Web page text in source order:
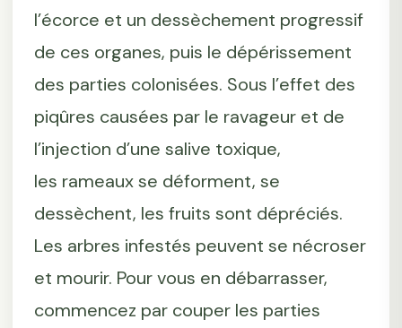
l’écorce et un dessèchement progressif
de ces organes, puis le dépérissement
des parties colonisées. Sous l’effet des
piqûres causées par le ravageur et de
l’injection d’une salive toxique,
les rameaux se déforment, se
dessèchent, les fruits sont dépréciés.
Les arbres infestés peuvent se nécroser
et mourir. Pour vous en débarrasser,
commencez par couper les parties